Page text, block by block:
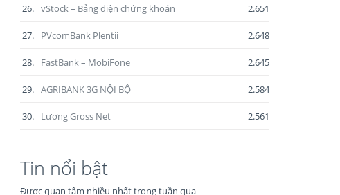
26. vStock – Bảng điện chứng khoán 2.651
27. PVcomBank Plentii 2.648
28. FastBank – MobiFone 2.645
29. AGRIBANK 3G NỘI BỘ 2.584
30. Lương Gross Net 2.561
Tin nổi bật
Được quan tâm nhiều nhất trong tuần qua